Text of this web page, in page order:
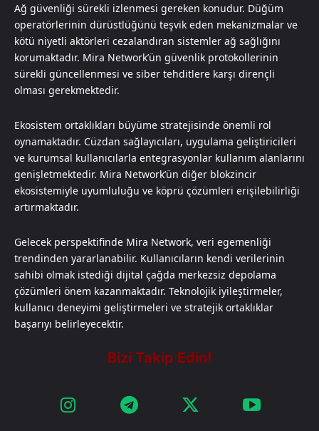
Ağ güvenliği sürekli izlenmesi gereken konudur. Düğüm
operatörlerinin dürüstlüğünü teşvik eden mekanizmalar ve
kötü niyetli aktörleri cezalandıran sistemler ağ sağlığını
korumaktadır. Mira Network’ün güvenlik protokollerinin
sürekli güncellenmesi ve siber tehditlere karşı dirençli
olması gerekmektedir.
Ekosistem ortaklıkları büyüme stratejisinde önemli rol
oynamaktadır. Cüzdan sağlayıcıları, uygulama geliştiricileri
ve kurumsal kullanıcılarla entegrasyonlar kullanım alanlarını
genişletmektedir. Mira Network’ün diğer blokzincir
ekosistemiyle uyumluluğu ve köprü çözümleri erişilebilirliği
artırmaktadır.
Gelecek perspektifinde Mira Network, veri egemenliği
trendinden yararlanabilir. Kullanıcıların kendi verilerinin
sahibi olmak istediği dijital çağda merkezsiz depolama
çözümleri önem kazanmaktadır. Teknolojik iyileştirmeler,
kullanıcı deneyimi geliştirmeleri ve stratejik ortaklıklar
başarıyı belirleyecektir.